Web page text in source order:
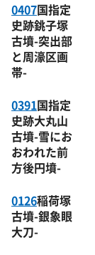
0407国指定
史跡銚子塚
古墳-突出部
と周濠区画
帯-
0391国指定
史跡大丸山
古墳-雪にお
おわれた前
方後円墳-
0126稲荷塚
古墳-銀象眼
大刀-